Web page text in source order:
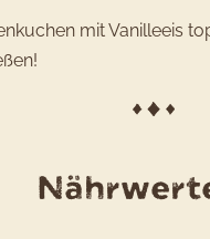
mit Vanilleeis